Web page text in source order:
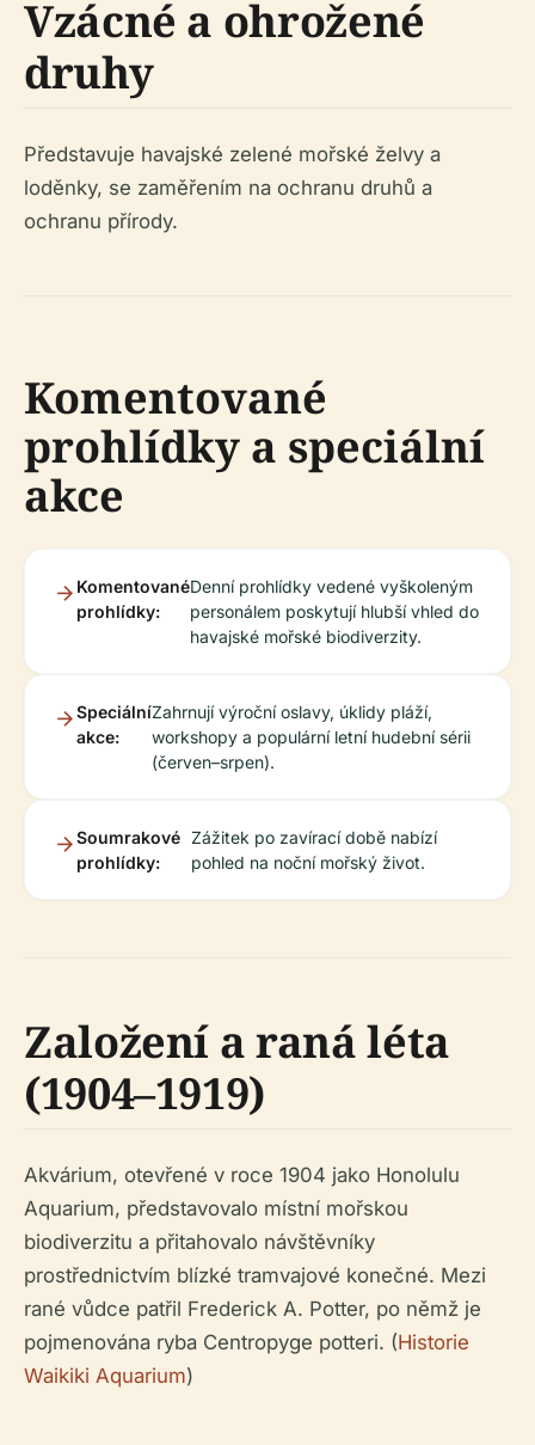
Vzácné a ohrožené
druhy
Představuje havajské zelené mořské želvy a
loděnky, se zaměřením na ochranu druhů a
ochranu přírody.
Komentované
prohlídky a speciální
akce
Komentované
prohlídky:
Denní prohlídky vedené vyškoleným
personálem poskytují hlubší vhled do
havajské mořské biodiverzity.
Speciální
akce:
Zahrnují výroční oslavy, úklidy pláží,
workshopy a populární letní hudební sérii
(červen–srpen).
Soumrakové
prohlídky:
Zážitek po zavírací době nabízí
pohled na noční mořský život.
Založení a raná léta
(1904–1919)
Akvárium, otevřené v roce 1904 jako Honolulu
Aquarium, představovalo místní mořskou
biodiverzitu a přitahovalo návštěvníky
prostřednictvím blízké tramvajové konečné. Mezi
rané vůdce patřil Frederick A. Potter, po němž je
pojmenována ryba Centropyge potteri. (Historie
Waikiki Aquarium)